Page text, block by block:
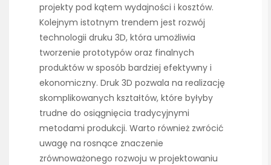
projekty pod kątem wydajności i kosztów.
Kolejnym istotnym trendem jest rozwój
technologii druku 3D, która umożliwia
tworzenie prototypów oraz finalnych
produktów w sposób bardziej efektywny i
ekonomiczny. Druk 3D pozwala na realizację
skomplikowanych kształtów, które byłyby
trudne do osiągnięcia tradycyjnymi
metodami produkcji. Warto również zwrócić
uwagę na rosnące znaczenie
zrównoważonego rozwoju w projektowaniu